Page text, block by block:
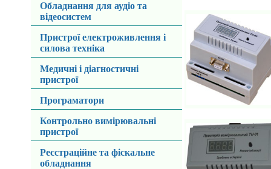
Обладнання для аудіо та
відеосистем
Пристрої електроживлення і
силова техніка
Медичні і діагностичні
пристрої
Програматори
Контрольно вимірювальні
пристрої
Реєстраційне та фіскальне
обладнання